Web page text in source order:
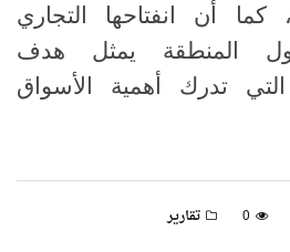
كما أن انفتاحها التجاري
المنطقة يمثل هدف
التي تدرك أهمية الأسواق
0 تقارير